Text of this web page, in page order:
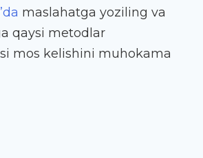
maslahatga yoziling va
qaysi metodlar
mos kelishini muhokama